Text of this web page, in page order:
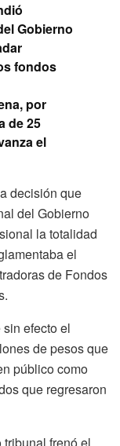
Gobierno
fondos
por
de 25
el
decisión que
del Gobierno
la totalidad
el
de Fondos
efecto el
de pesos que
público como
que regresaron